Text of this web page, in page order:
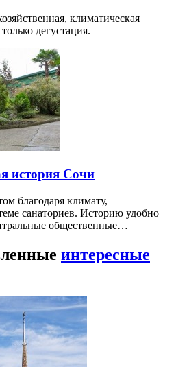
климатическая
дегустация.
история Сочи
благодаря климату,
санаториев. Историю удобно
общественные…
интересные